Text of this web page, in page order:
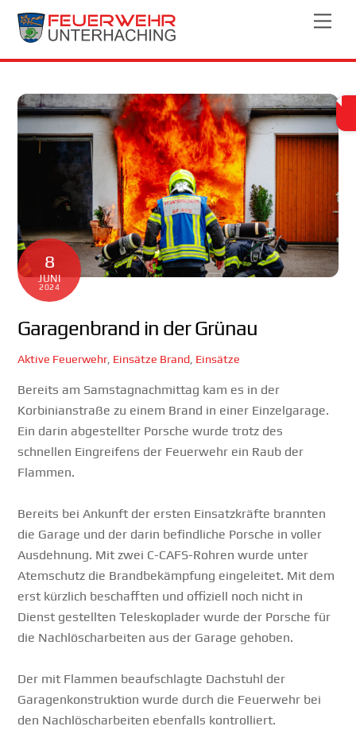
Skip
8
JUNI
2024
Garagenbrand in der Grünau
Aktive Feuerwehr Einsätze Brand Einsätze
Bereits am Samstagnachmittag kam es in der
Korbinianstraße zu einem Brand in einer Einzelgarage.
Ein darin abgestellter Porsche wurde trotz des
schnellen Eingreifens der Feuerwehr ein Raub der
Flammen.
Bereits bei Ankunft der ersten Einsatzkräfte brannten
die Garage und der darin befindliche Porsche in voller
Ausdehnung. Mit zwei C-CAFS-Rohren wurde unter
Atemschutz die Brandbekämpfung eingeleitet. Mit dem
erst kürzlich beschafften und offiziell noch nicht in
Dienst gestellten Teleskoplader wurde der Porsche für
die Nachlöscharbeiten aus der Garage gehoben.
Der mit Flammen beaufschlagte Dachstuhl der
Garagenkonstruktion wurde durch die Feuerwehr bei
den Nachlöscharbeiten ebenfalls kontrolliert.